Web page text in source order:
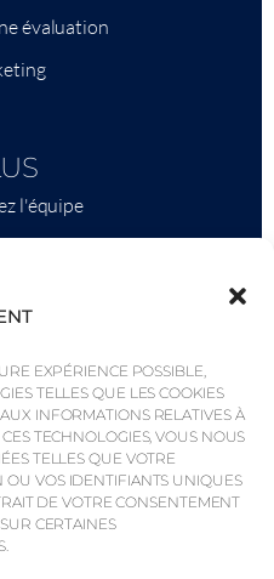
EXPÉRIENCE POSSIBLE,
TELLES QUE LES COOKIES
INFORMATIONS RELATIVES À
TECHNOLOGIES, VOUS NOUS
TELLES QUE VOTRE
VOS IDENTIFIANTS UNIQUES
DE VOTRE CONSENTEMENT
CERTAINES
évaluation
l'équipe
Savills ?
la région